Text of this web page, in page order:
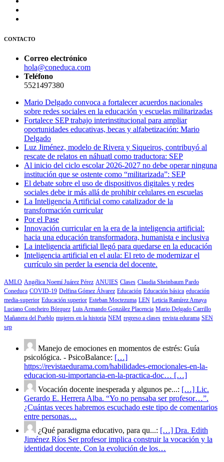
CONTACTO
Correo electrónico
hola@coneduca.com
Teléfono
5521497380
Mario Delgado convoca a fortalecer acuerdos nacionales
sobre redes sociales en la educación y escuelas militarizadas
Fortalece SEP trabajo interinstitucional para ampliar
oportunidades educativas, becas y alfabetización: Mario
Delgado
Luz Jiménez, modelo de Rivera y Siqueiros, contribuyó al
rescate de relatos en náhuatl como traductora: SEP
Al inicio del ciclo escolar 2026-2027 no debe operar ninguna
institución que se ostente como “militarizada”: SEP
El debate sobre el uso de dispositivos digitales y redes
sociales debe ir más allá de prohibir celulares en escuelas
La Inteligencia Artificial como catalizador de la
transformación curricular
Por el Pase
Innovación curricular en la era de la inteligencia artificial:
hacia una educación transformadora, humanista e inclusiva
La inteligencia artificial llegó para quedarse en la educación
Inteligencia artificial en el aula: El reto de modernizar el
currículo sin perder la esencia del docente.
AMLO Angélica Noemí Juárez Pérez ANUIES Clases Claudia Sheinbaum Pardo
Coneduca COVID-19 Delfina Gómez Álvarez Educación Educación básica educación
media-superior Educación superior Esteban Moctezuma LEN Leticia Ramírez Amaya
Luciano Concheiro Bórquez Luis Armando González Placencia Mario Delgado Carrillo
Mañanera del Pueblo mujeres en la historia NEM regreso a clases revista edurama SEN
sep
Manejo de emociones en momentos de estrés: Guía
psicológica. - PsicoBalance: […]
https://revistaedurama.com/habilidades-emocionales-en-la-
educacion-su-importancia-en-la-practica-doc… […]
Vocación docente inesperada y algunos pe...: […] Lic.
Gerardo E. Herrera Alba. “Yo no pensaba ser profesor…”.
¿Cuántas veces habremos escuchado este tipo de comentarios
entre personas…
¿Qué paradigma educativo, para qu...: […] Dra. Edith
Jiménez Ríos Ser profesor implica construir la vocación y la
identidad docente. Con la evolución de los…